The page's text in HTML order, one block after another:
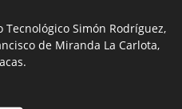
Simón Rodríguez,
de Miranda La Carlota,